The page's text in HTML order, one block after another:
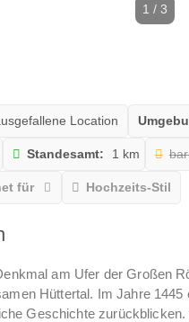
1 / 3
Location
Standesamt: 1 km
für Hochzeits-Stil
am Ufer der Großen
Hüttertal. Im Jahre
Geschichte